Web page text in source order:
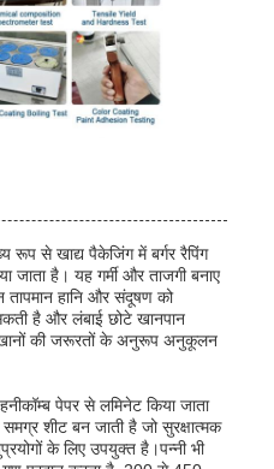
रूप से खाद्य पैकेजिंग में बर्गर रैपिंग
जाता है। यह गर्मी और ताजगी बनाए
तापमान हानि और संदूषण को
है और लंबाई छोटे खानपान
की जरूरतों के अनुरूप अनुकूलन
पेपर से लमिनेट किया जाता
शीट बन जाती है जो सुरक्षात्मक
के लिए उपयुक्त है।पन्नी भी